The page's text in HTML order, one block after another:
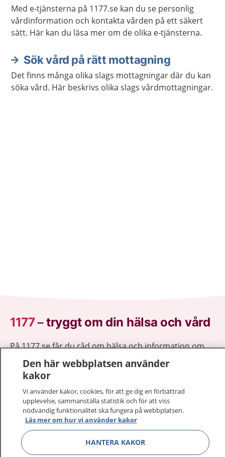
Med e-tjänsterna på 1177.se kan du se personlig
vårdinformation och kontakta vården på ett säkert
sätt. Här kan du läsa mer om de olika e-tjänsterna.
Sök vård på rätt mottagning
Det finns många olika slags mottagningar där du kan
söka vård. Här beskrivs olika slags vårdmottagningar.
1177–tryggt om din hälsa och vård
På 1177.se får du råd om hälsa och information om
sjukdomar och vilka mottagningar du kan kontakta.
Logga in för att läsa din journal och göra dina
vårdärenden. Ring telefonnummer 1177 för
sjukvårdsrådgivning dygnet runt.
1177 ger dig råd när du vill må bättre.
Den här webbplatsen använder
kakor
Vi använder kakor, cookies, för att ge dig en förbättrad
upplevelse, sammanställa statistik och för att viss
nödvändig funktionalitet ska fungera på webbplatsen.
Läs mer om hur vi använder kakor
HANTERA KAKOR